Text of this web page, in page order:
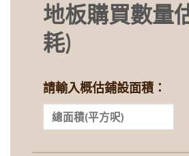
地板購買數量
耗)
請輸入概估鋪設面積：